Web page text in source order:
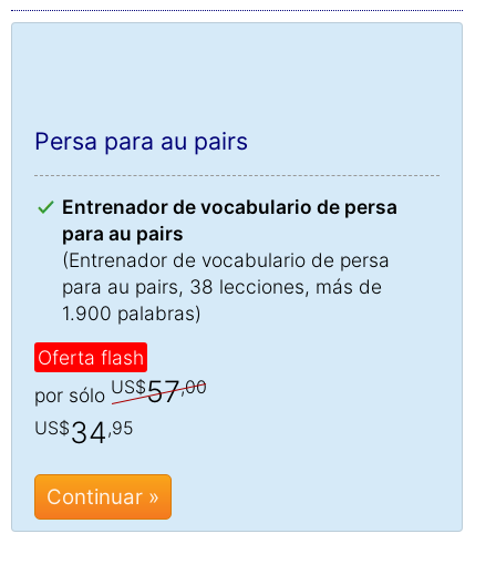
Persa para au pairs
Entrenador de vocabulario de persa
para au pairs
(Entrenador de vocabulario de persa
para au pairs, 38 lecciones, más de
1.900 palabras)
Oferta flash
por sólo US$57,00
US$34 ,95
Continuar »